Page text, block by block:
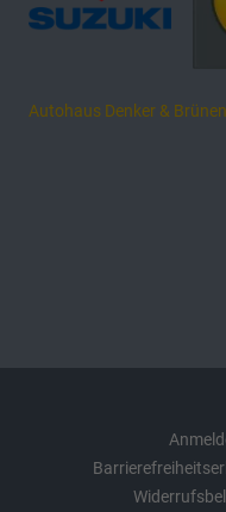
Autohaus Denker & Brünen